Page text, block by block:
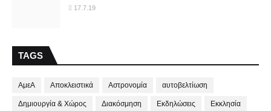
17.7.19
TAGS
ΑμεΑ Αποκλειστικά Αστρονομία αυτοβελτίωση
Δημιουργία & Χώρος Διακόσμηση Εκδηλώσεις Εκκλησία